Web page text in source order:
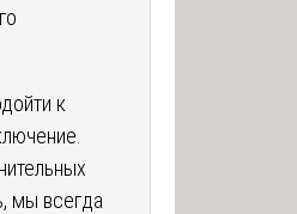
к
мы всегда